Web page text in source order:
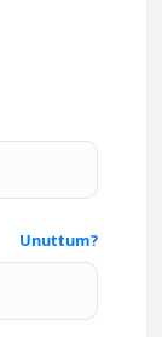
Unuttum?